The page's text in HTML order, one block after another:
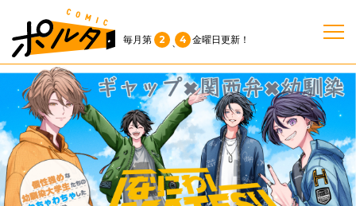
毎月第 2 4 金曜日 更新！
TOP
作品一覧
単行本